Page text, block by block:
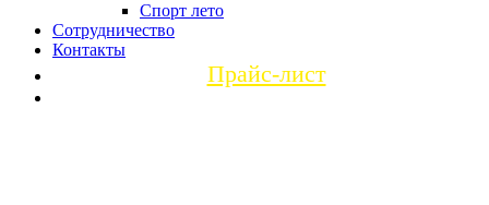
Спорт лето
Сотрудничество
Контакты
Прайс-лист